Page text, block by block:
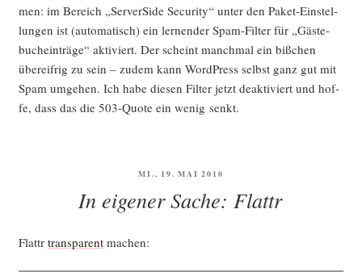
men: im Bereich „Ser­ver­Si­de Secu­ri­ty“ unter den Paket-Ein­stel­
lun­gen ist (auto­ma­tisch) ein ler­nen­der Spam-Fil­ter für „Gäs­te­
buch­ein­trä­ge“ akti­viert. Der scheint manch­mal ein biß­chen
über­eif­rig zu sein – zudem kann Word­Press selbst ganz gut mit
Spam umge­hen. Ich habe die­sen Fil­ter jetzt deak­ti­viert und hof­
fe, dass das die 503-Quo­te ein wenig senkt.
VERÖFFENTLICHT
MI., 19. MAI 2010
In eigener Sache: Flattr
Flattr trans­pa­rentmachen: